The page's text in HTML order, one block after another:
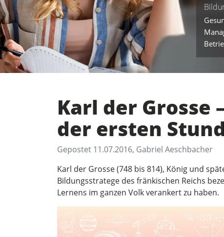
Karl der Grosse
der ersten
Gepostet 11.07.2016, Gabriel Aeschbacher
Karl der Grosse (748 bis 814), König und
Bildungsstratege des fränkischen Reichs
Lernens im ganzen Volk verankert zu haben.